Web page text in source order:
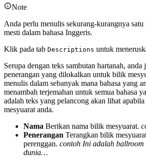
Note
Anda perlu menulis sekurang-kurangnya satu
mesti dalam bahasa Inggeris.
Klik pada tab Descriptions untuk
Serupa dengan teks sambutan hartanah,
penerangan yang dilokalkan untuk bilik
menulis dalam sebanyak mana bahasa yang
menambah terjemahan untuk semua bahasa
adalah teks yang pelancong akan lihat
mesyuarat anda.
Nama Berikan nama bilik mesyuarat.
Penerangan Terangkan bilik
perenggan. contoh Ini adalah
dunia…